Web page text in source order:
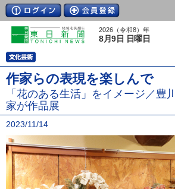
2026（令和8）年
8月9日 日曜日
作家らの表現を楽しんで
「花のある生活」をイメージ／豊
家が作品展
2023/11/14